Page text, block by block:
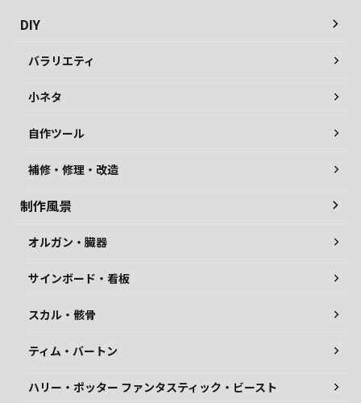
DIY
バラリエティ
小ネタ
自作ツール
補修・修理・改造
制作風景
オルガン・臓器
サインボード・看板
スカル・骸骨
ティム・バートン
ハリー・ポッター ファンタスティック・ビースト